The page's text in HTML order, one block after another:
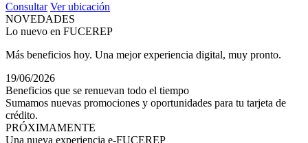
Consultar Ver ubicación
NOVEDADES
Lo nuevo en FUCEREP
Más beneficios hoy. Una mejor experiencia digital, muy pronto.
19/06/2026
Beneficios que se renuevan todo el tiempo
Sumamos nuevas promociones y oportunidades para tu tarjeta de
crédito.
PRÓXIMAMENTE
Una nueva experiencia e-FUCEREP